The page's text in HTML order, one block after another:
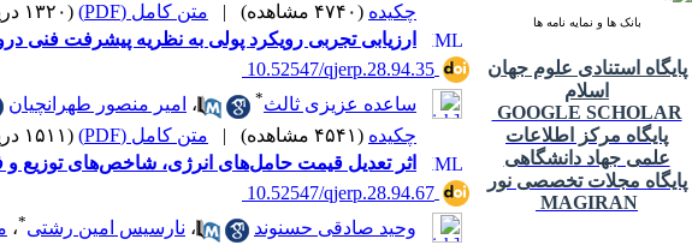
بانک ها و نمایه نامه ها
پایگاه استنادی علوم جهان
اسلام
GOOGLE SCHOLAR
پایگاه مرکز اطلاعات
علمی جهاد دانشگاهی
پایگاه مجلات تخصصی نور
MAGIRAN
چکیده (۴۷۴۰ مشاهده) | متن کامل (PDF)
(۱۳۲۰ دریافت)
ارزیابی تجربی رویکرد پولی به نظریه پیشرفت فنی
‎ 10.52547/qjerp.28.94.35
ساعده عزیزی ثالث* ، امیر منصور طهرانچیان
چکیده (۴۵۴۱ مشاهده) | متن کامل (PDF)
(۱۵۱۱ دریافت)
اثر تعدیل قیمت حامل‌های انرژی، شاخص‌های
‎ 10.52547/qjerp.28.94.67
وحید صادقی حسنوند
، نارسیس امین رشتی*،